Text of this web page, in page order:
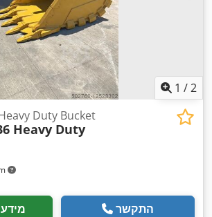
1 /2
Duty Bucket
Heavy Duty
התקשר